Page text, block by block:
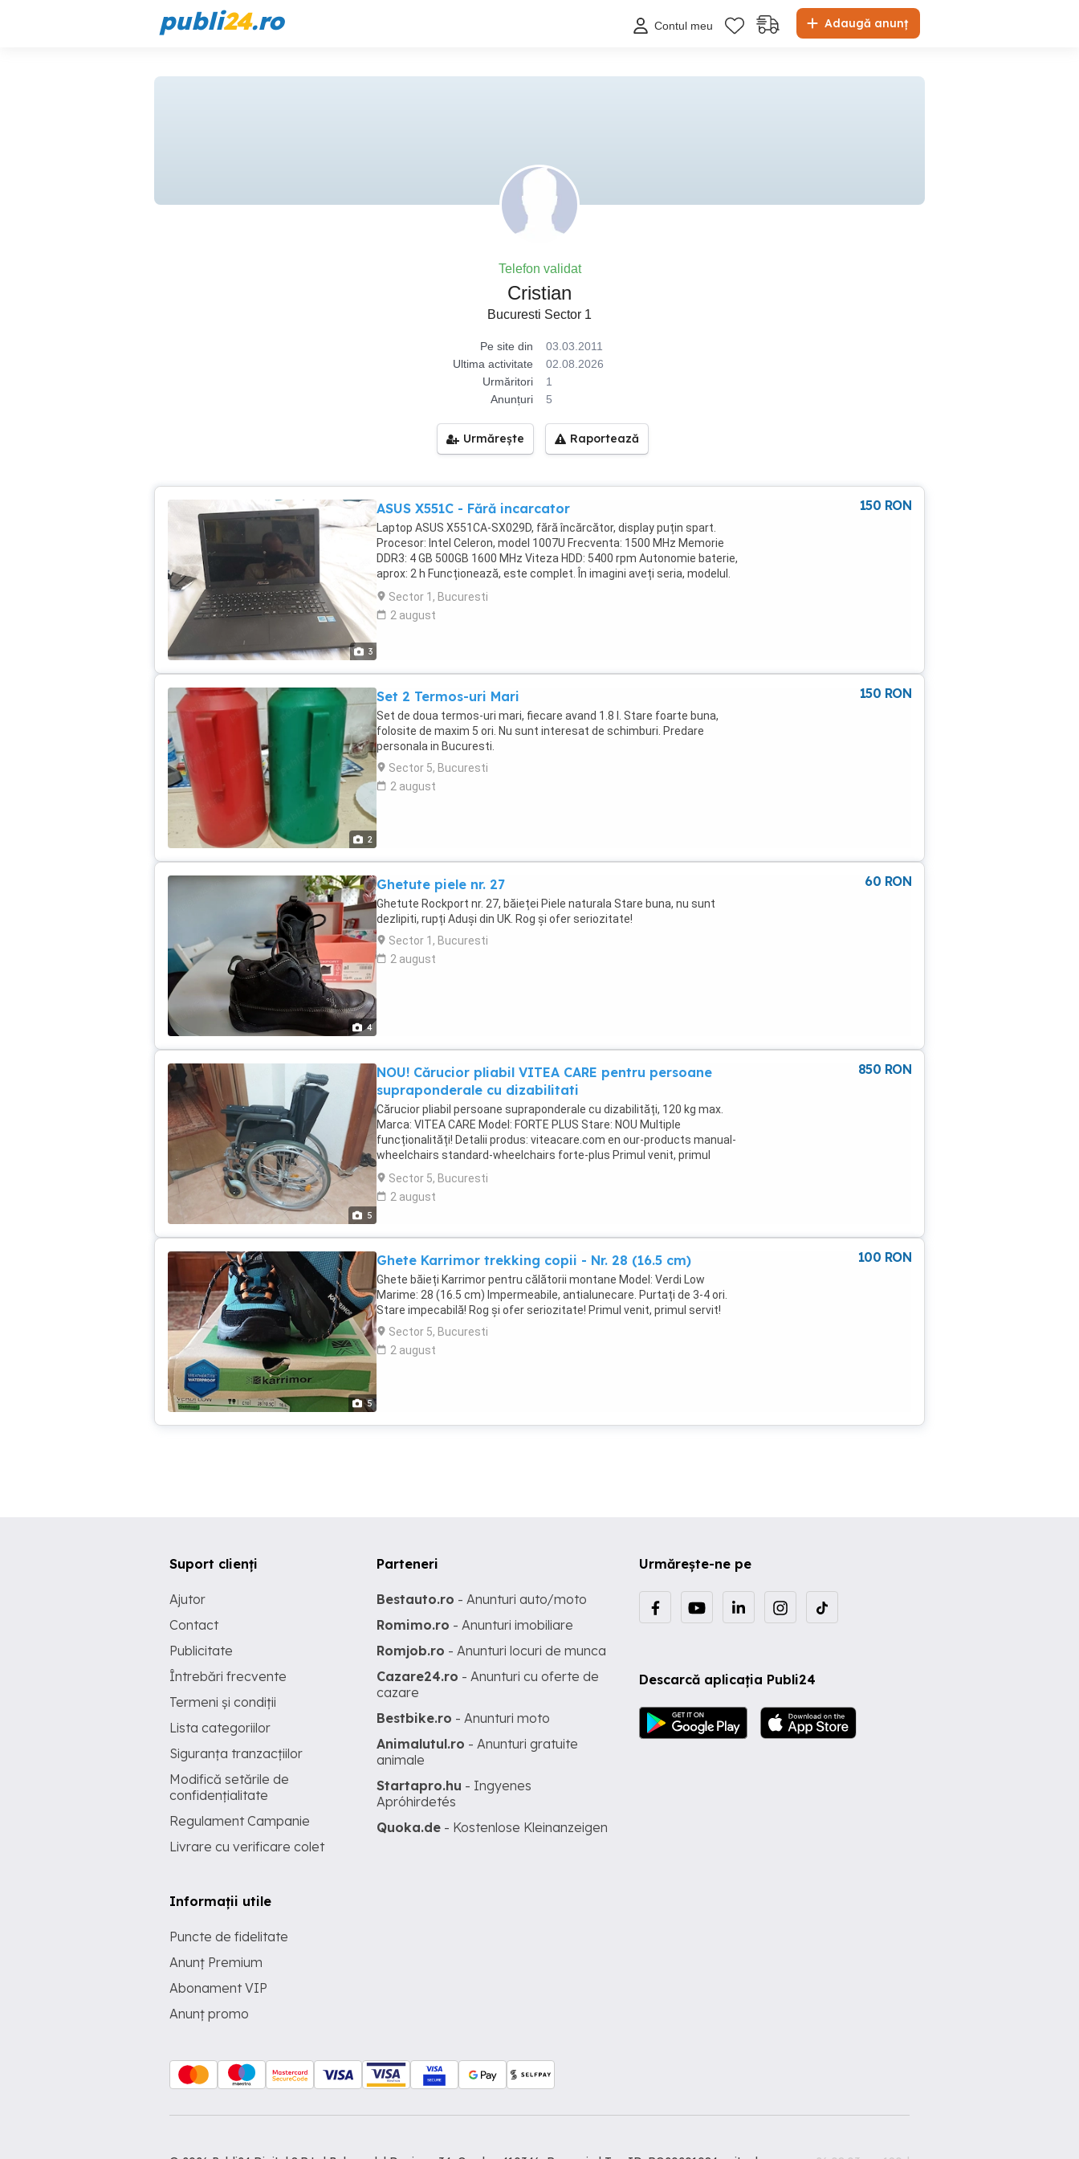
publi24.ro Adaugă anunț
Contul meu
Telefon validat
Cristian
Bucuresti Sector 1
Pe site din
03.03.2011
Ultima activitate
02.08.2026
Urmăritori
1
Anunțuri
5
Urmărește Raportează
3
ASUS X551C - Fără incarcator
Laptop ASUS X551CA-SX029D, fără încărcător, display puțin spart.
Procesor: Intel Celeron, model 1007U Frecventa: 1500 MHz Memorie
DDR3: 4 GB 500GB 1600 MHz Viteza HDD: 5400 rpm Autonomie baterie,
aprox: 2 h Funcționează, este complet. În imagini aveți seria, modelul.
Rog și ofer seriozitate! Predare personala în București,Sector 1.
Sector 1, Bucuresti
2 august
150 RON
2
Set 2 Termos-uri Mari
Set de doua termos-uri mari, fiecare avand 1.8 l. Stare foarte buna,
folosite de maxim 5 ori. Nu sunt interesat de schimburi. Predare
personala in Bucuresti.
Sector 5, Bucuresti
2 august
150 RON
4
Ghetute piele nr. 27
Ghetute Rockport nr. 27, băieței Piele naturala Stare buna, nu sunt
dezlipiti, rupți Aduși din UK. Rog și ofer seriozitate!
Sector 1, Bucuresti
2 august
60 RON
5
NOU! Cărucior pliabil VITEA CARE pentru persoane
supraponderale cu dizabilitati
Cărucior pliabil persoane supraponderale cu dizabilități, 120 kg max.
Marca: VITEA CARE Model: FORTE PLUS Stare: NOU Multiple
funcționalități! Detalii produs: viteacare.com en our-products manual-
wheelchairs standard-wheelchairs forte-plus Primul venit, primul
servit! Prețul este ușor negociabil. Predare personala București, Sector
5 Rog și ofer seriozitate!
Sector 5, Bucuresti
2 august
850 RON
5
Ghete Karrimor trekking copii - Nr. 28 (16.5 cm)
Ghete băieți Karrimor pentru călătorii montane Model: Verdi Low
Marime: 28 (16.5 cm) Impermeabile, antialunecare. Purtați de 3-4 ori.
Stare impecabilă! Rog și ofer seriozitate! Primul venit, primul servit!
Sector 5, Bucuresti
2 august
100 RON
Urmărește-ne pe
Descarcă aplicația Publi24
Suport clienți
Ajutor
Contact
Publicitate
Întrebări frecvente
Termeni și condiții
Lista categoriilor
Siguranța tranzacțiilor
Modifică setările de
confidențialitate
Regulament Campanie
Livrare cu verificare colet
Informații utile
Puncte de fidelitate
Anunț Premium
Abonament VIP
Anunț promo
Parteneri
Bestauto.ro - Anunturi auto/moto
Romimo.ro - Anunturi imobiliare
Romjob.ro - Anunturi locuri de munca
Cazare24.ro - Anunturi cu oferte de
cazare
Bestbike.ro - Anunturi moto
Animalutul.ro - Anunturi gratuite
animale
Startapro.hu - Ingyenes
Apróhirdetés
Quoka.de - Kostenlose Kleinanzeigen